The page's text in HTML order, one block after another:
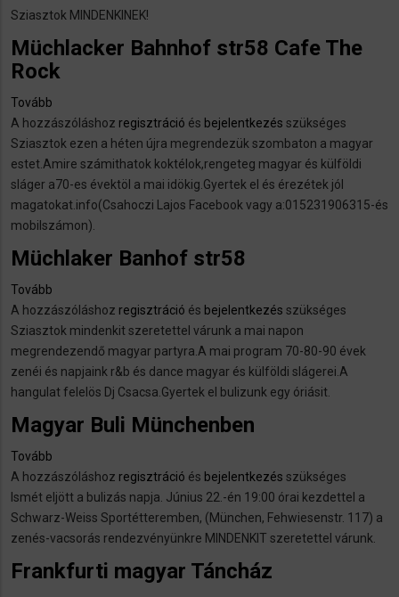
Sziasztok MINDENKINEK!
Müchlacker Bahnhof str58 Cafe The
Rock
Tovább
Bahnhof
str58
Cafe
The
Rock)
A hozzászóláshoz regisztráció és bejelentkezés szükséges
Sziasztok ezen a héten újra megrendezük szombaton a magyar
estet.Amire számithatok koktélok,rengeteg magyar és külföldi
sláger a70-es évektöl a mai idökig.Gyertek el és érezétek jól
magatokat.info(Csahoczi Lajos Facebook vagy a:015231906315-és
mobilszámon).
Müchlaker Banhof str58
Tovább
Banhof
str58)
A hozzászóláshoz regisztráció és bejelentkezés szükséges
Sziasztok mindenkit szeretettel várunk a mai napon
megrendezendő magyar partyra.A mai program 70-80-90 évek
zenéi és napjaink r&b és dance magyar és külföldi slágerei.A
hangulat felelös Dj Csacsa.Gyertek el bulizunk egy óriásit.
Magyar Buli Münchenben
Tovább
Buli
Münchenben)
A hozzászóláshoz regisztráció és bejelentkezés szükséges
Ismét eljött a bulizás napja. Június 22.-én 19:00 órai kezdettel a
Schwarz-Weiss Sportétteremben, (München, Fehwiesenstr. 117) a
zenés-vacsorás rendezvényünkre MINDENKIT szeretettel várunk.
Frankfurti magyar Táncház